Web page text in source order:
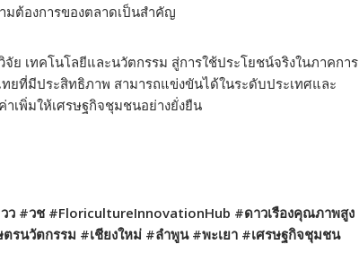
ต้องการของตลาดเป็นสำคัญ
ย เทคโนโลยีและนวัตกรรม สู่การใช้ประโยชน์จริงในภาคการ
ที่มีประสิทธิภาพ สามารถแข่งขันได้ในระดับประเทศและ
เพิ่มให้เศรษฐกิจชุมชนอย่างยั่งยืน
ว #วช #FloricultureInnovationHub #ดาวเรืองคุณภาพสูง
รนวัตกรรม #เชียงใหม่ #ลำพูน #พะเยา #เศรษฐกิจชุมชน